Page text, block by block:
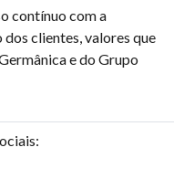
contínuo com a
dos clientes, valores que
e do Grupo